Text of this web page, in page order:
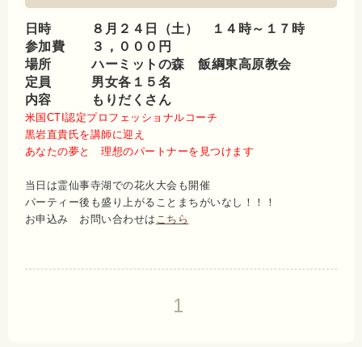
日時 ８月２４日（土） １４時～１７時
参加費 ３，０００円
場所 ハーミットの森 飯綱東高原教会
定員 男女各１５名
内容 もりだくさん
米国CTI認定プロフェッショナルコーチ
黒岩直貴氏を講師に迎え
あなたの夢と 理想のパートナーを見つけます
当日は霊仙事寺湖での花火大会も開催
パーティー後も盛り上がることまちがいなし！！！
お申込み お問い合わせは こちら
1